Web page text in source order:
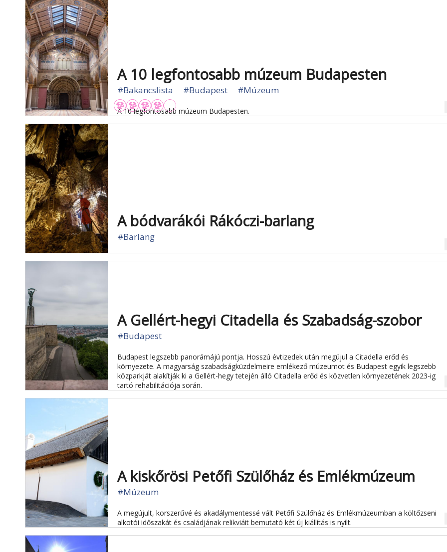
A 10 legfontosabb múzeum Budapesten
#Bakancslista #Budapest #Múzeum
A 10 legfontosabb múzeum Budapesten.
A bódvarákói Rákóczi-barlang
#Barlang
A Gellért-hegyi Citadella és Szabadság-szobor
#Budapest
Budapest legszebb panorámájú pontja. Hosszú évtizedek után megújul a Citadella erőd és
környezete. A magyarság szabadságküzdelmeire emlékező múzeumot és Budapest egyik legszebb
közparkját alakítják ki a Gellért-hegy tetején álló Citadella erőd és közvetlen környezetének 2023-ig
tartó rehabilitációja során.
A kiskőrösi Petőfi Szülőház és Emlékmúzeum
#Múzeum
A megújult, korszerűvé és akadálymentessé vált Petőfi Szülőház és Emlékmúzeumban a költőzseni
alkotói időszakát és családjának relikviáit bemutató két új kiállítás is nyílt.